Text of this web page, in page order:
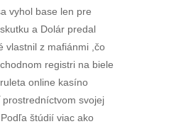
vyhol base len pre
a Dolár predal
vlastnil z mafiánmi ,čo
registri na biele
online kasíno
svojej
štúdií viac ako